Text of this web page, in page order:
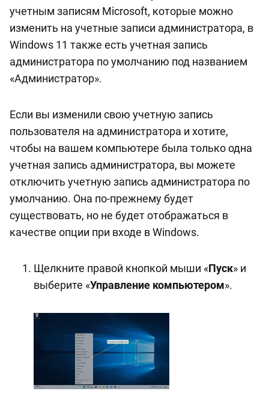
учетным записям Microsoft, которые можно
изменить на учетные записи администратора, в
Windows 11 также есть учетная запись
администратора по умолчанию под названием
«Администратор».
Если вы изменили свою учетную запись
пользователя на администратора и хотите,
чтобы на вашем компьютере была только одна
учетная запись администратора, вы можете
отключить учетную запись администратора по
умолчанию. Она по-прежнему будет
существовать, но не будет отображаться в
качестве опции при входе в Windows.
Щелкните правой кнопкой мыши «Пуск» и
выберите «Управление компьютером».